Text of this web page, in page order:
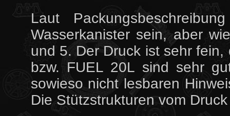
Laut
Wasserkanister sein, aber
und 5. Der Druck ist sehr
bzw. FUEL 20L sind sehr
sowieso nicht lesbaren
Die Stützstrukturen vom